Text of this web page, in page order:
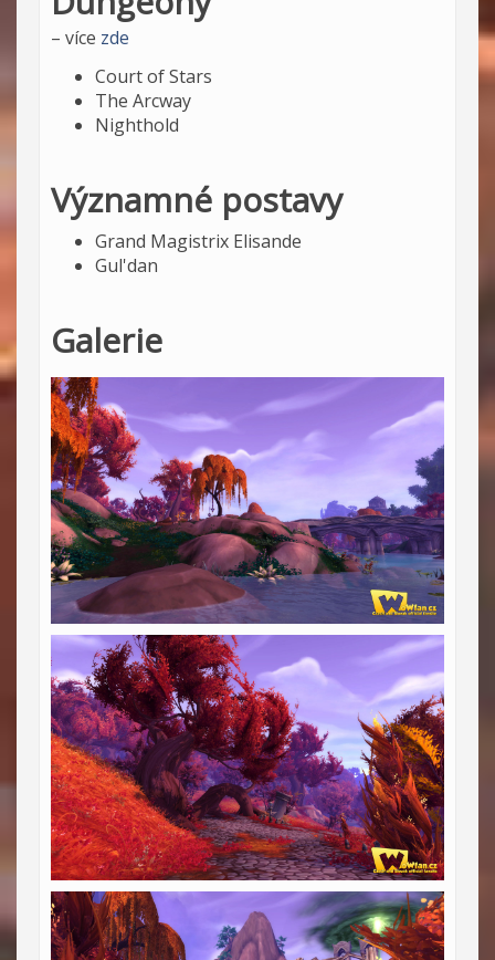
– více zde
Court of Stars
The Arcway
Nighthold
Významné postavy
Grand Magistrix Elisande
Gul'dan
Galerie